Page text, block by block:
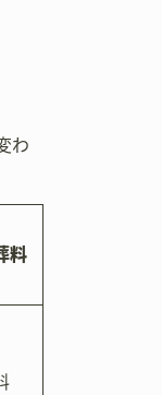
わ
料